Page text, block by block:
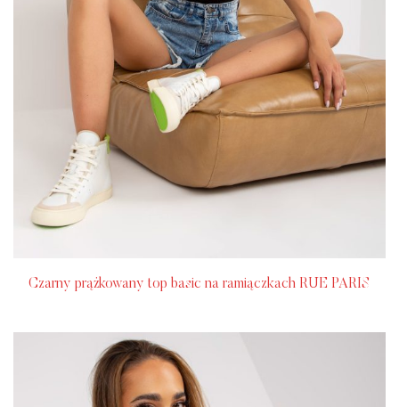
Czarny prążkowany top basic na ramiączkach RUE PARIS